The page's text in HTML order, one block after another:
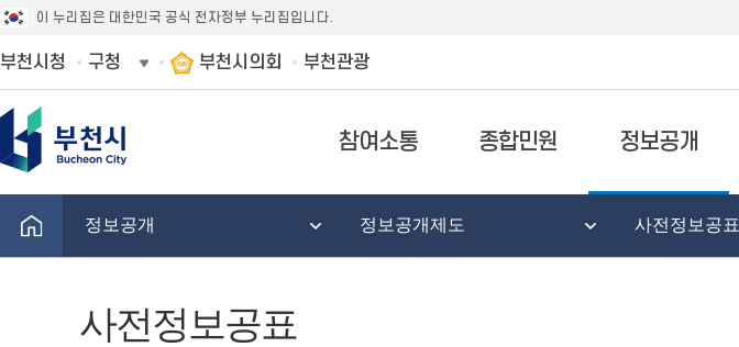
이 누리집은 대한민국 공식 전자정부 누리집입니다.
부천시청 구청 부천시의회 부천관광
참여소통 종합민원 정보공개
정보공개 정보공개제도 사전정보공표
사전정보공표